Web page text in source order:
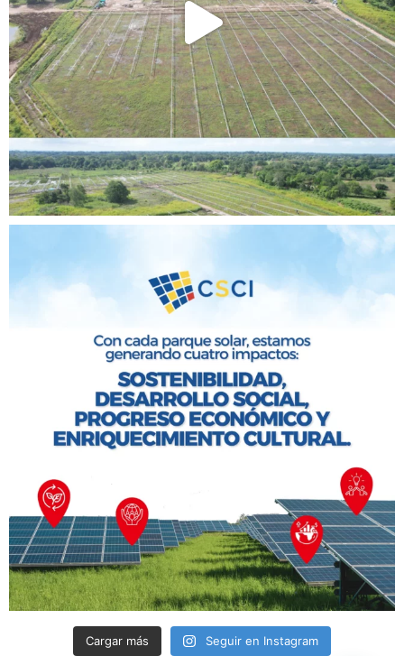
Cargar más Seguir en Instagram